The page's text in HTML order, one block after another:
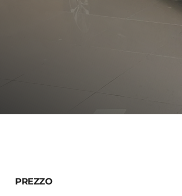
PREZZO